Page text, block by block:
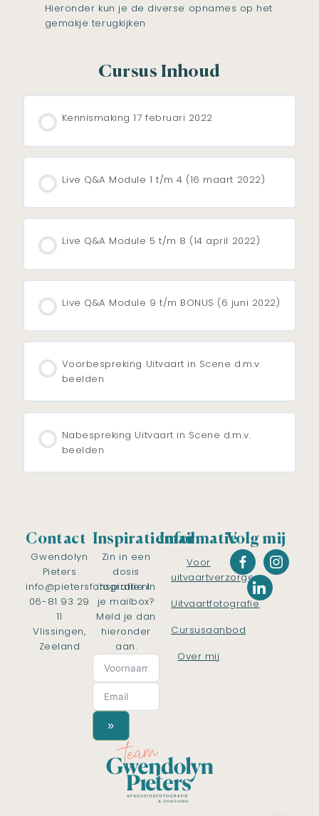
Hieronder kun je de diverse opnames op het
gemakje terugkijken
Cursus Inhoud
Kennismaking 17 februari 2022
Live Q&A Module 1 t/m 4 (16 maart 2022)
Live Q&A Module 5 t/m 8 (14 april 2022)
Live Q&A Module 9 t/m BONUS (6 juni 2022)
Voorbespreking Uitvaart in Scene d.m.v.
beelden
Nabespreking Uitvaart in Scene d.m.v.
beelden
Contact
Gwendolyn
Pieters
info@pietersfotografie.nl
06-81 93 29
11
Vlissingen,
Zeeland
Inspiratiemail
Zin in een
dosis
inspiratie in
je mailbox?
Meld je dan
hieronder
aan.
»
Informatie
Voor
uitvaartverzorgers
Uitvaartfotografie
Cursusaanbod
Over mij
Volg mij